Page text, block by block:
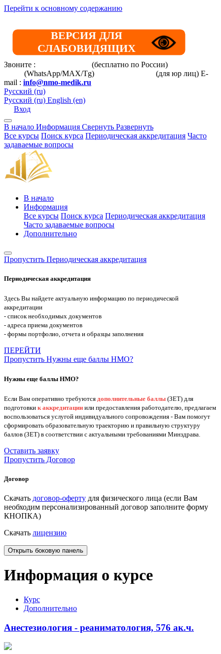
Перейти к основному содержанию
ВЕРСИЯ ДЛЯ
СЛАБОВИДЯЩИХ
Звоните : (бесплатно по России)
(WhatsApp/MAX/Tg) (для юр лиц) E-
mail : info@nmo-medik.ru
Русский ‎(ru)‎
Русский ‎(ru)‎ English ‎(en)‎
Вход
В начало Информация Свернуть Развернуть
Все курсы Поиск курса Периодическая аккредитация Часто
задаваемые вопросы
В начало
Информация
Все курсы Поиск курса Периодическая аккредитация
Часто задаваемые вопросы
Дополнительно
Пропустить Периодическая аккредитация
Периодическая аккредитация
Здесь Вы найдете актуальную информацию по периодической
аккредитации
- список необходимых документов
- адреса приема документов
- формы портфолио, отчета и образцы заполнения
ПЕРЕЙТИ
Пропустить Нужны еще баллы НМО?
Нужны еще баллы НМО?
Если Вам оперативно требуются дополнительные баллы (ЗЕТ) для
подготовки к аккредитации или предоставления работодателю, предлагаем
воспользоваться услугой индивидуального сопровождения - Вам помогут
сформировать образовательную траекторию и правильную структуру
баллов (ЗЕТ) в соответствии с актуальными требованиями Минздрава.
Оставить заявку
Пропустить Договор
Договор
Скачать договор-оферту для физического лица (если Вам
необходим персонализированный договор заполните форму
КНОПКА)
Скачать лицензию
Открыть боковую панель
Информация о курсе
Курс
Дополнительно
Анестезиология - реаниматология, 576 ак.ч.